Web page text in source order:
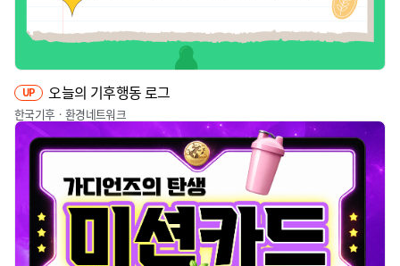
UP 오늘의 기후행동 로그
한국기후ㆍ환경네트워크